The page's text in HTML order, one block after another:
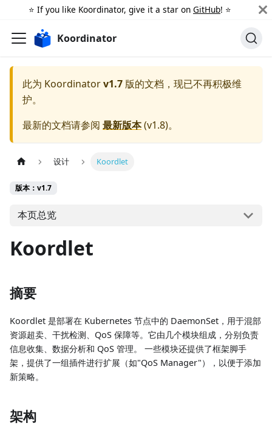
⭐️ If you like Koordinator, give it a star on GitHub! ⭐️
Koordinator
此为 Koordinatorv1.7 版的文档，现已不再积极维
护。
最新的文档请参阅 最新版本(v1.8)。
设计 Koordlet
版本：v1.7
本页总览
Koordlet
摘要
Koordlet 是部署在 Kubernetes 节点中的 DaemonSet，用于混部
资源超卖、干扰检测、QoS 保障等。它由几个模块组成，分别负责
信息收集、数据分析和 QoS 管理。 一些模块还提供了框架脚手
架，提供了一组插件进行扩展（如"QoS Manager"），以便于添加
新策略。
架构